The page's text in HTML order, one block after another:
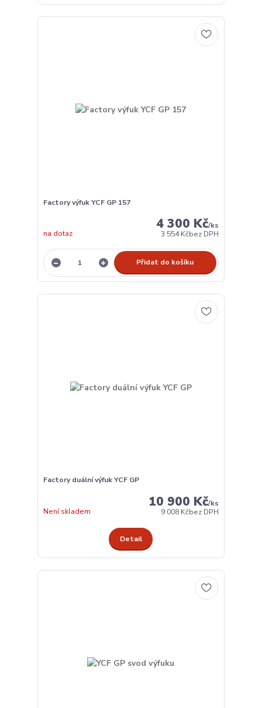
Factory výfuk YCF GP 157
4 300 Kč/ks
3 554 Kčbez DPH
na dotaz
Přidat do košíku
Factory duální výfuk YCF GP
10 900 Kč/ks
9 008 Kčbez DPH
Není skladem
Detail